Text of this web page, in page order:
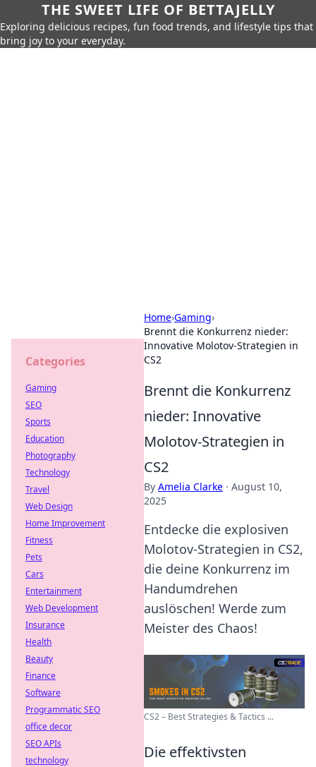
THE SWEET LIFE OF BETTAJELLY
Exploring delicious recipes, fun food trends, and lifestyle tips that
bring joy to your everyday.
Home›Gaming›
Brennt die Konkurrenz nieder:
Innovative Molotov-Strategien in
CS2
Brennt die Konkurrenz
nieder: Innovative
Molotov-Strategien in
CS2
By Amelia Clarke · August 10,
2025
Entdecke die explosiven
Molotov-Strategien in CS2,
die deine Konkurrenz im
Handumdrehen
auslöschen! Werde zum
Meister des Chaos!
CS2 – Best Strategies & Tactics ...
Die effektivsten
Categories
Gaming
SEO
Sports
Education
Photography
Technology
Travel
Web Design
Home Improvement
Fitness
Pets
Cars
Entertainment
Web Development
Insurance
Health
Beauty
Finance
Software
Programmatic SEO
office decor
SEO APIs
technology